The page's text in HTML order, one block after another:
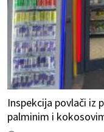
Inspekcija povlači iz
palminim i